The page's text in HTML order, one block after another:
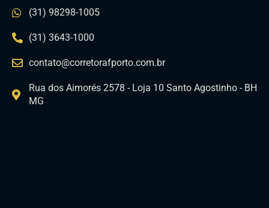
(31) 98298-1005
(31) 3643-1000
contato@corretorafporto.com.br
Rua dos Aimorés 2578 - Loja 10 Santo Agostinho - BH
MG